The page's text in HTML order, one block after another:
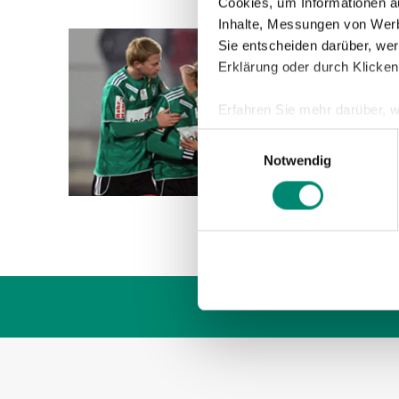
Inhalte, Messungen von
Sie entscheiden darüber,
Erklärung oder durch
Erfahren Sie mehr darüber,
Einzelheitenfest.
Wir verwenden Cookies,
und die Zugriffe auf unsere
Einwilligungsauswahl
Notwendig
Die
kann